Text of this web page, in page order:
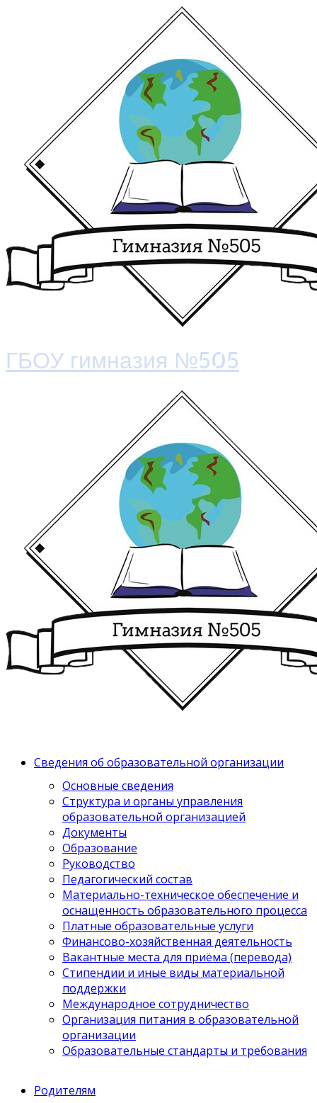
ГБОУ гимназия №505
Сведения об образовательной организации
Основные сведения
Структура и органы управления
образовательной организацией
Документы
Образование
Руководство
Педагогический состав
Материально-техническое обеспечение и
оснащенность образовательного процесса
Платные образовательные услуги
Финансово-хозяйственная деятельность
Вакантные места для приёма (перевода)
Стипендии и иные виды материальной
поддержки
Международное сотрудничество
Организация питания в образовательной
организации
Образовательные стандарты и требования
Родителям